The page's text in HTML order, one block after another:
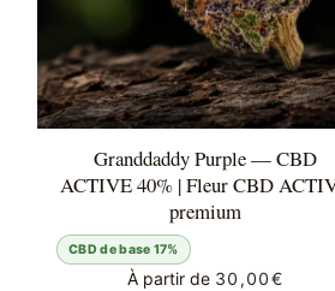
Granddaddy Purple — CBD
ACTIVE 40% | Fleur CBD
premium
CBD de base 17%
À partir de 30,00€